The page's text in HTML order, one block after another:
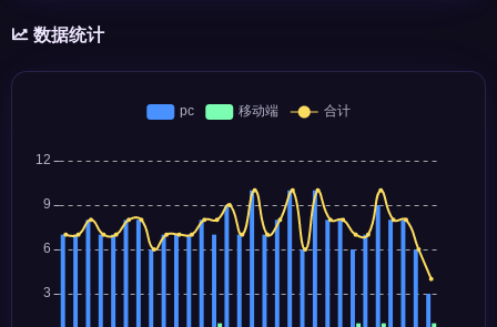
数据统计